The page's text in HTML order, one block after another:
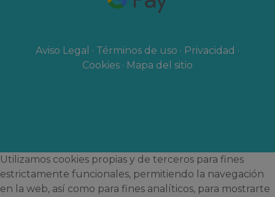
Aviso Legal · Términos de uso · Privacidad ·
Cookies · Mapa del sitio
Utilizamos cookies propias y de terceros para fines
estrictamente funcionales, permitiendo la navegación
en la web, así como para fines analíticos, para mostrarte